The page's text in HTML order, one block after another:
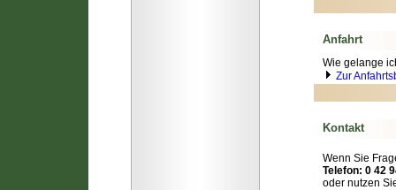
Anfahrt
Wie gelange
Zur
Kontakt
Wenn Sie
Telefon: 0 42
oder nutzen